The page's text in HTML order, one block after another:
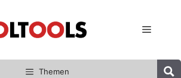
Menü
Themen